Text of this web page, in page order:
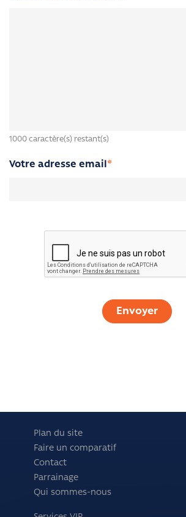
1000 caractère(s) restant(s)
Votre adresse email *
Plan du site
Faire un comparatif
Contact
Parrainage
Qui sommes-nous